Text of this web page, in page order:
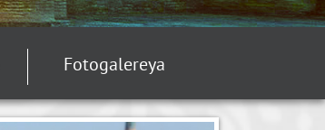
Fotogalereya